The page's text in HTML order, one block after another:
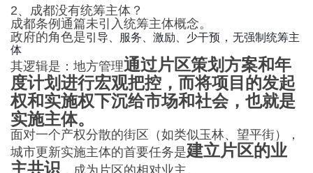
2、成都没有统筹主体？
成都条例通篇未引入统筹主体概念。
政府的角色是引导、服务、激励、少干预 ， 无强制统筹主
体
其逻辑是：地方管理通过片区策划方案和年
度计划进行宏观把控，而将项目的发起
权和实施权下沉给市场和社会，也就是
实施主体。
面对一个产权分散的街区（如类似玉林、望平街），
城市更新实施主体的首要任务是建立片区的业
主共识 ，成为片区的相对业主。